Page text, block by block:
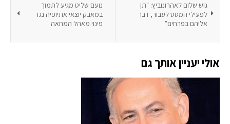
נועם שליט מגיע לתמוך
במאבק יוצאי אתיופיה נגד
פינוי מאהל המחאה
גוש שלום לאהרונוביץ: "תן
לפעילי המטס לעבור, דבר
אליהם בפרחים"
אולי יעניין אותך גם